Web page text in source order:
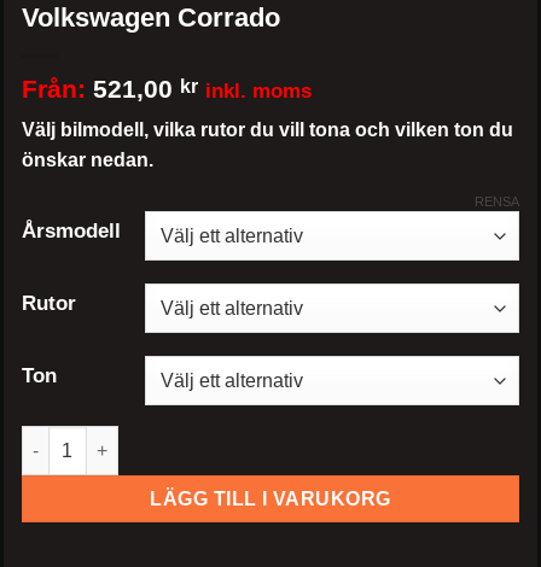
Volkswagen Corrado
Från: 521,00 kr inkl. moms
Välj bilmodell, vilka rutor du vill tona och vilken ton du
önskar nedan.
Årsmodell
Rutor
Ton
RENSA
Volkswagen Corrado mängd
LÄGG TILL I VARUKORG